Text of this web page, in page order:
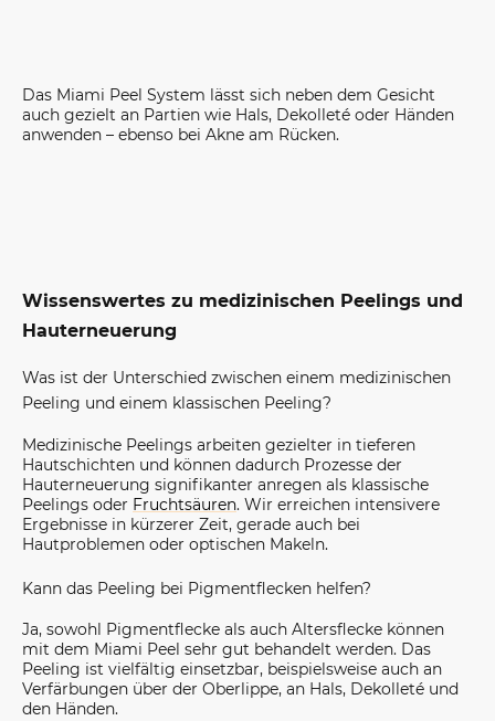
Das Miami Peel System lässt sich neben dem Gesicht
auch gezielt an Partien wie Hals, Dekolleté oder Händen
anwenden – ebenso bei Akne am Rücken.
Wissenswertes zu medizinischen Peelings und
Hauterneuerung
Was ist der Unterschied zwischen einem medizinischen
Peeling und einem klassischen Peeling?
Medizinische Peelings arbeiten gezielter in tieferen
Hautschichten und können dadurch Prozesse der
Hauterneuerung signifikanter anregen als klassische
Peelings oder Fruchtsäuren. Wir erreichen intensivere
Ergebnisse in kürzerer Zeit, gerade auch bei
Hautproblemen oder optischen Makeln.
Kann das Peeling bei Pigmentflecken helfen?
Ja, sowohl Pigmentflecke als auch Altersflecke können
mit dem Miami Peel sehr gut behandelt werden. Das
Peeling ist vielfältig einsetzbar, beispielsweise auch an
Verfärbungen über der Oberlippe, an Hals, Dekolleté und
den Händen.